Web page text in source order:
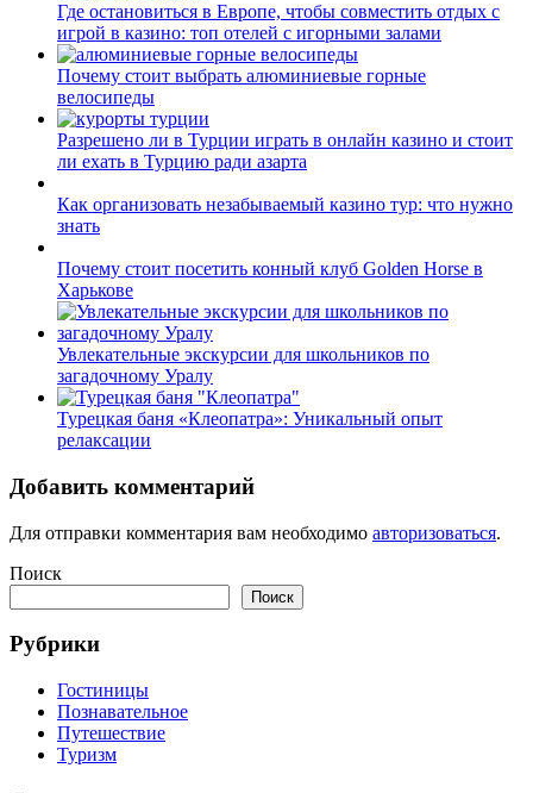
Где остановиться в Европе, чтобы совместить отдых с
игрой в казино: топ отелей с игорными залами
Почему стоит выбрать алюминиевые горные
велосипеды
Разрешено ли в Турции играть в онлайн казино и стоит
ли ехать в Турцию ради азарта
Как организовать незабываемый казино тур: что нужно
знать
Почему стоит посетить конный клуб Golden Horse в
Харькове
Увлекательные экскурсии для школьников по
загадочному Уралу
Турецкая баня «Клеопатра»: Уникальный опыт
релаксации
Добавить комментарий
Для отправки комментария вам необходимо авторизоваться.
Поиск
Поиск
Рубрики
Гостиницы
Познавательное
Путешествие
Туризм